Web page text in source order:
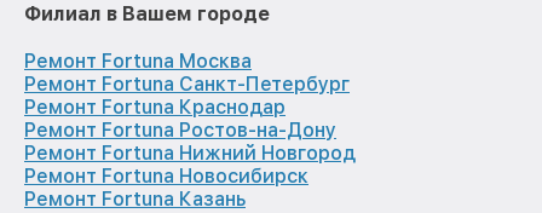
Филиал в Вашем городе
Ремонт Fortuna Москва
Ремонт Fortuna Санкт-Петербург
Ремонт Fortuna Краснодар
Ремонт Fortuna Ростов-на-Дону
Ремонт Fortuna Нижний Новгород
Ремонт Fortuna Новосибирск
Ремонт Fortuna Казань